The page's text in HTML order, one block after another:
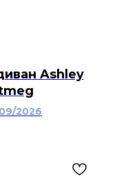
Ashley
2026